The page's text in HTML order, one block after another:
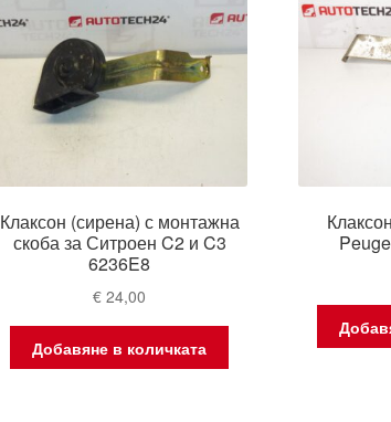
Клаксон (сирена) с монтажна
скоба за Ситроен C2 и C3
6236E8
€ 24,00
Добавяне в количката